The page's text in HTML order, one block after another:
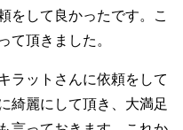
をして良かったです。こ
て頂きました。
ラットさんに依頼をして
綺麗にして頂き、大満足